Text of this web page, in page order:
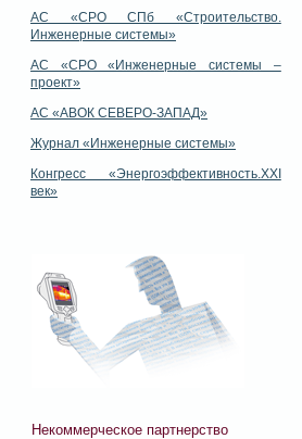
АС «СРО СПб «Строительство.
Инженерные системы»
АС «СРО «Инженерные системы –
проект»
АС «АВОК СЕВЕРО-ЗАПАД»
Журнал «Инженерные системы»
Конгресс «Энергоэффективность.XXI
век»
Некоммерческое партнерство